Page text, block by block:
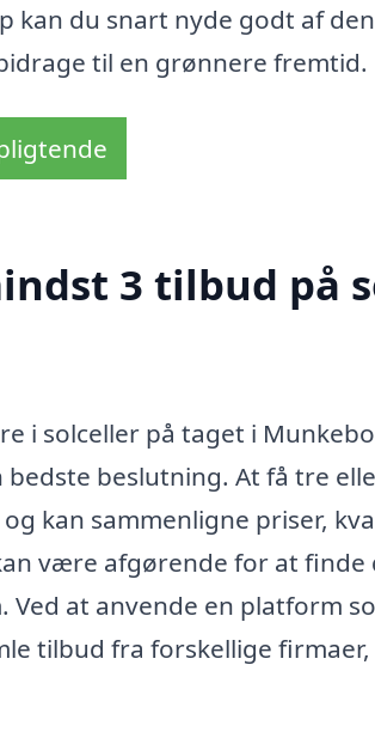
du snart nyde godt af
til en grønnere fremtid.
3 tilbud på
i solceller på taget i
beslutning. At få tre
kan sammenligne priser,
være afgørende for at finde
at anvende en platform
tilbud fra forskellige